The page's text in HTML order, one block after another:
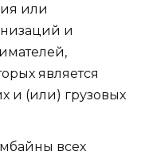
или
и
является
и (или) грузовых
всех